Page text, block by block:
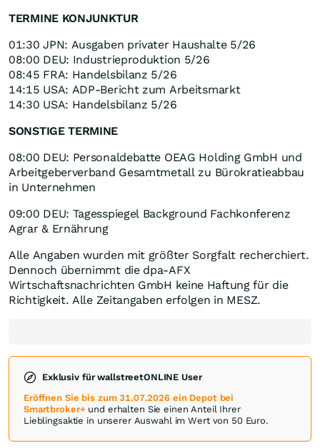
TERMINE KONJUNKTUR
01:30 JPN: Ausgaben privater Haushalte 5/26
08:00 DEU: Industrieproduktion 5/26
08:45 FRA: Handelsbilanz 5/26
14:15 USA: ADP-Bericht zum Arbeitsmarkt
14:30 USA: Handelsbilanz 5/26
SONSTIGE TERMINE
08:00 DEU: Personaldebatte OEAG Holding GmbH und
Arbeitgeberverband Gesamtmetall zu Bürokratieabbau
in Unternehmen
09:00 DEU: Tagesspiegel Background Fachkonferenz
Agrar & Ernährung
Alle Angaben wurden mit größter Sorgfalt recherchiert.
Dennoch übernimmt die dpa-AFX
Wirtschaftsnachrichten GmbH keine Haftung für die
Richtigkeit. Alle Zeitangaben erfolgen in MESZ.
Exklusiv für wallstreetONLINE User
Eröffnen Sie bis zum 31.07.2026 ein Depot bei
Smartbroker+und erhalten Sie einen Anteil Ihrer
Lieblingsaktie in unserer Auswahl im Wert von 50 Euro.